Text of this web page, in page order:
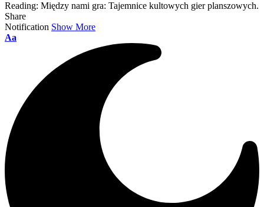
Reading: Między nami gra: Tajemnice kultowych gier planszowych.
Share
Notification Show More
Aa